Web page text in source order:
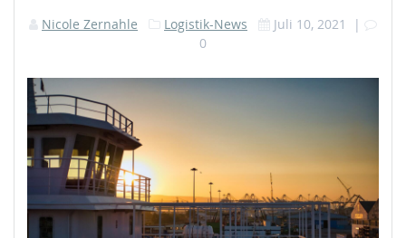
Nicole Zernahle Logistik-News Juli 10, 2021
|
0